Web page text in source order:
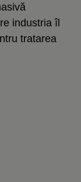
industria îl
tratarea